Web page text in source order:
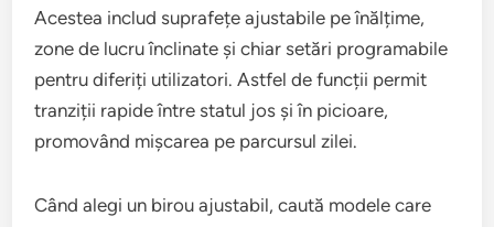
Acestea includ suprafețe ajustabile pe înălțime,
zone de lucru înclinate și chiar setări programabile
pentru diferiți utilizatori. Astfel de funcții permit
tranziții rapide între statul jos și în picioare,
promovând mișcarea pe parcursul zilei.
Când alegi un birou ajustabil, caută modele care